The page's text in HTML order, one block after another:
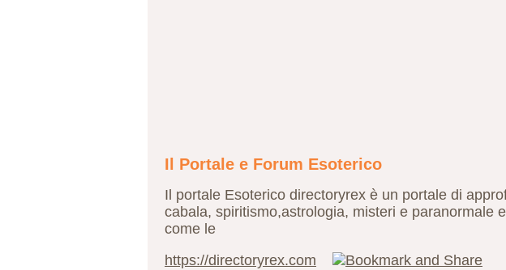
Il Portale e Forum Esoterico
Il portale Esoterico directoryrex è un portale di
cabala, spiritismo,astrologia, misteri e paranormale
come le
https://directoryrex.com